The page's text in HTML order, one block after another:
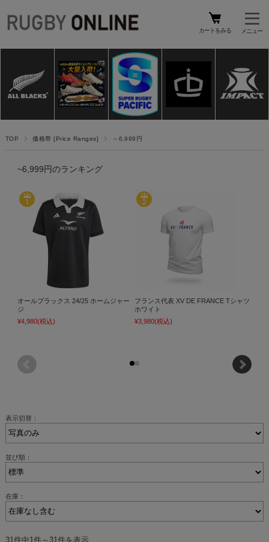
カートをみる
TOP 価格帯 [Price Ranges] ～6,999円
~6,999円のランキング
オールブラックス 24/25 ホームジャー
ジ
¥4,980(税込)
フランス代表 XV DE FRANCE Tシャツ
ホワイト
¥3,980(税込)
表示切替：
並び順：
在庫：
31件中1件～31件を表示